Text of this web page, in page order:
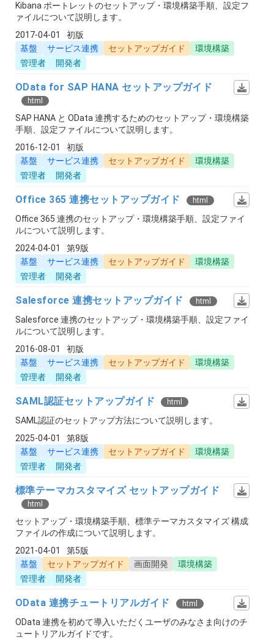
Kibana ポートレットのセットアップ・環境構築手順、設定フ
ァイルについて説明します。
2017-04-01
初版
基盤
サービス連携 セットアップガイド
環境構築
管理者
開発者
OData for SAP HANA セットアップガイド
html
SAP HANA と OData 連携するためのセットアップ・環境構築
手順、設定ファイルについて説明します。
2016-12-01
初版
基盤
サービス連携 セットアップガイド
環境構築
管理者
開発者
Office 365 連携セットアップガイド html
Office 365 連携のセットアップ・環境構築手順、設定ファイ
ルについて説明します。
2024-04-01
第9版
基盤
サービス連携 セットアップガイド
環境構築
管理者
開発者
Salesforce 連携セットアップガイド html
Salesforce 連携のセットアップ・環境構築手順、設定ファイ
ルについて説明します。
2016-08-01
初版
基盤
サービス連携 セットアップガイド
環境構築
管理者
開発者
SAML認証セットアップガイド html
SAML認証のセットアップ方法について説明します。
2025-04-01
第8版
基盤
サービス連携 セットアップガイド
環境構築
管理者
開発者
標準テーマカスタマイズ セットアップガイド
html
セットアップ・環境構築手順、標準テーマカスタマイズ 構成
ファイルの作成について説明します。
2021-04-01
第5版
基盤
セットアップガイド 画面開発
環境構築
管理者
開発者
OData 連携チュートリアルガイド html
OData 連携を初めて導入いただくユーザのみなさま向けのチ
ュートリアルガイドです。